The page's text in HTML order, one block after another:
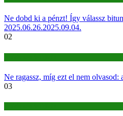
Ne dobd ki a pénzt! Így válassz
2025.06.26.2025.09.04.
02
Ne ragassz, míg ezt el nem
03